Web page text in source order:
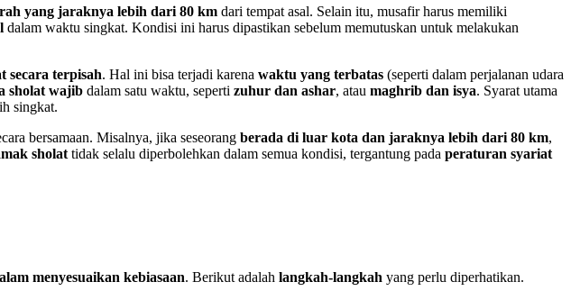
yang jaraknya lebih dari 80 km dari tempat asal. Selain itu, musafir harus memiliki
dalam waktu singkat. Kondisi ini harus dipastikan sebelum memutuskan untuk melakukan
secara terpisah. Hal ini bisa terjadi karena waktu yang terbatas (seperti dalam perjalanan udara
sholat wajib dalam satu waktu, seperti zuhur dan ashar, atau maghrib dan isya. Syarat utama
singkat.
bersamaan. Misalnya, jika seseorang berada di luar kota dan jaraknya lebih dari 80 km,
sholattidak selalu diperbolehkan dalam semua kondisi, tergantung pada peraturan syariat
menyesuaikan kebiasaan. Berikut adalah langkah-langkah yang perlu diperhatikan.